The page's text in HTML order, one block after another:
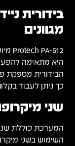
בידורית
מגוונים
Protech PA-512 מיועדת למגוון רחב של שימושים.
היא מתאימה
הבידורית מספקת
כך ניתן לעבוד
שני
המערכת כוללת שני
השימוש בשני